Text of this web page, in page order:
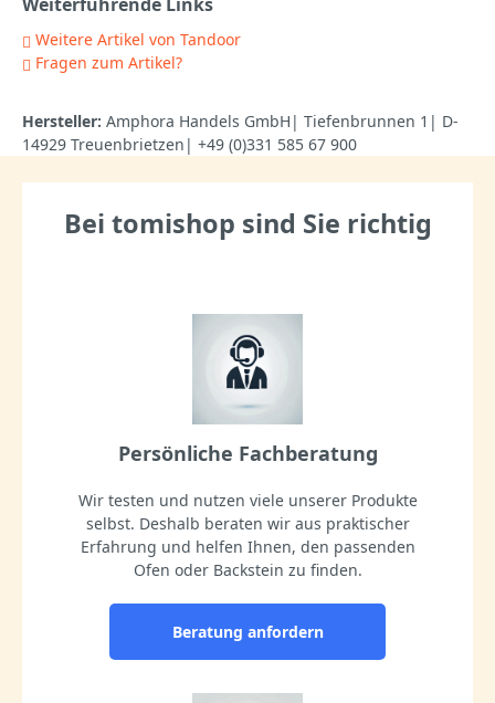
Weitere Artikel von Tandoor
Fragen zum Artikel?
Hersteller: Amphora Handels GmbH| Tiefenbrunnen 1| D-
14929 Treuenbrietzen| +49 (0)331 585 67 900
Bei tomishop sind Sie richtig
Persönliche Fachberatung
Wir testen und nutzen viele unserer Produkte
selbst. Deshalb beraten wir aus praktischer
Erfahrung und helfen Ihnen, den passenden
Ofen oder Backstein zu finden.
Beratung anfordern